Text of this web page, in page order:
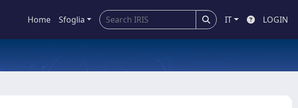
Home Sfoglia IT LOGIN